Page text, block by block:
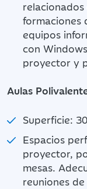
formaciones
equipos
con
proyector y
Aulas
Superficie:
Espacios
proyector,
mesas.
reuniones